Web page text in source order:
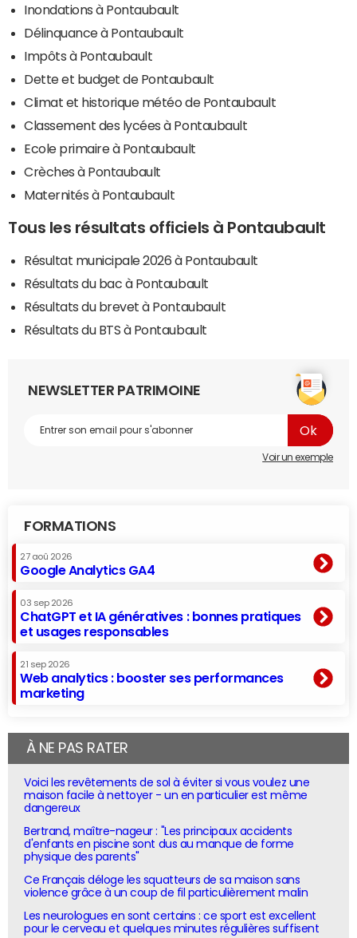
Inondations à Pontaubault
Délinquance à Pontaubault
Impôts à Pontaubault
Dette et budget de Pontaubault
Climat et historique météo de Pontaubault
Classement des lycées à Pontaubault
Ecole primaire à Pontaubault
Crèches à Pontaubault
Maternités à Pontaubault
Tous les résultats officiels à Pontaubault
Résultat municipale 2026 à Pontaubault
Résultats du bac à Pontaubault
Résultats du brevet à Pontaubault
Résultats du BTS à Pontaubault
NEWSLETTER PATRIMOINE
Voir un exemple
FORMATIONS
27 aoû 2026
Google Analytics GA4
03 sep 2026
ChatGPT et IA génératives : bonnes pratiques
et usages responsables
21 sep 2026
Web analytics : booster ses performances
marketing
À NE PAS RATER
Voici les revêtements de sol à éviter si vous voulez une
maison facile à nettoyer - un en particulier est même
dangereux
Bertrand, maître-nageur : "Les principaux accidents
d'enfants en piscine sont dus au manque de forme
physique des parents"
Ce Français déloge les squatteurs de sa maison sans
violence grâce à un coup de fil particulièrement malin
Les neurologues en sont certains : ce sport est excellent
pour le cerveau et quelques minutes régulières suffisent